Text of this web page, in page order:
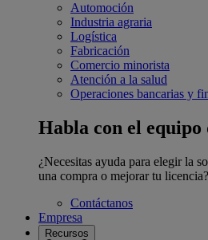
Automoción
Industria agraria
Logística
Fabricación
Comercio minorista
Atención a la salud
Operaciones bancarias y
Habla con el equipo
¿Necesitas ayuda para elegir la
una compra o mejorar tu licencia?
Contáctanos
Empresa
Recursos